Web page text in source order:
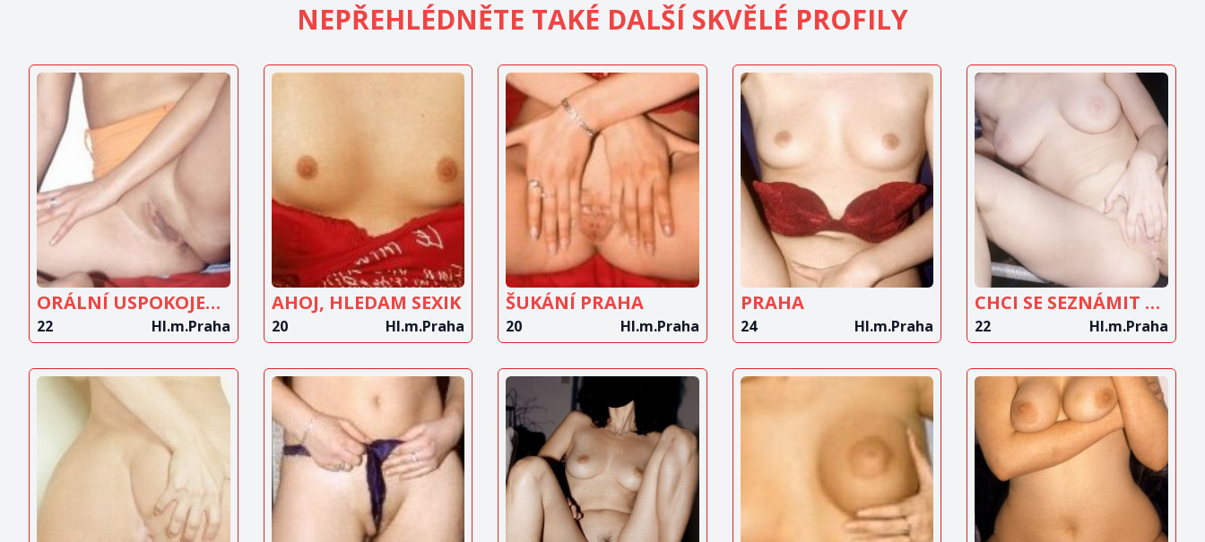
NEPŘEHLÉDNĚTE TAKÉ DALŠÍ SKVĚLÉ PROFILY
ZOBRAZIT
INZERÁT
ORÁLNÍ USPOKOJENÍ...
22 Hl.m.Praha
ZOBRAZIT
INZERÁT
AHOJ, HLEDAM SEXIK
20 Hl.m.Praha
ZOBRAZIT
INZERÁT
ŠUKÁNÍ PRAHA
20 Hl.m.Praha
ZOBRAZIT
INZERÁT
PRAHA
24 Hl.m.Praha
ZOBRAZIT
INZERÁT
CHCI SE SEZNÁMIT SE ZKUŠENÝM MUŽEM
22 Hl.m.Praha
ZOBRAZIT
INZERÁT
ZOBRAZIT
INZERÁT
ZOBRAZIT
INZERÁT
ZOBRAZIT
INZERÁT
ZOBRAZIT
INZERÁT